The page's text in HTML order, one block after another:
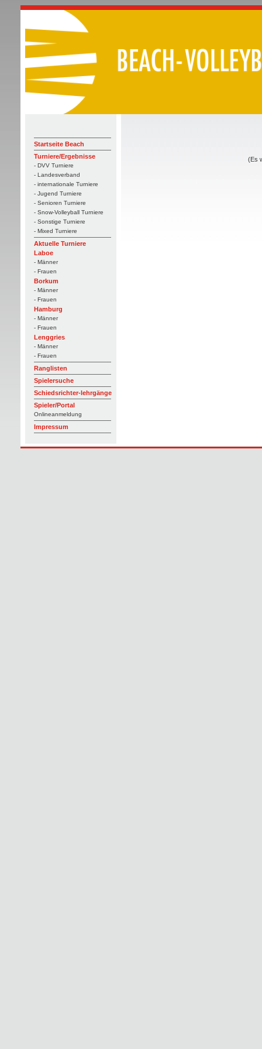
Startseite Beach
Turniere/Ergebnisse
- DVV Turniere
- Landesverband
- internationale Turniere
- Jugend Turniere
- Senioren Turniere
- Snow-Volleyball Turniere
- Sonstige Turniere
- Mixed Turniere
Aktuelle Turniere
Laboe
- Männer
- Frauen
Borkum
- Männer
- Frauen
Hamburg
- Männer
- Frauen
Lenggries
- Männer
- Frauen
Ranglisten
Spielersuche
Schiedsrichter-lehrgänge
Spieler/Portal
Onlineanmeldung
Impressum
(Es